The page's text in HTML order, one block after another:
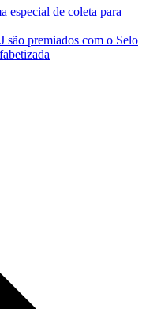
especial de coleta para
são premiados com o Selo